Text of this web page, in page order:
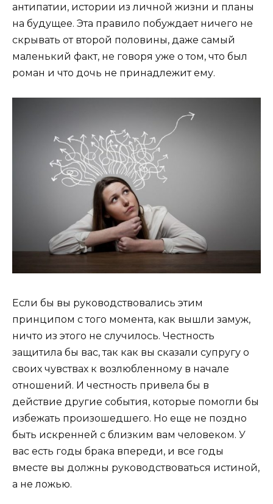
антипатии, истории из личной жизни и планы
на будущее. Эта правило побуждает ничего не
скрывать от второй половины, даже самый
маленький факт, не говоря уже о том, что был
роман и что дочь не принадлежит ему.
Если бы вы руководствовались этим
принципом с того момента, как вышли замуж,
ничто из этого не случилось. Честность
защитила бы вас, так как вы сказали супругу о
своих чувствах к возлюбленному в начале
отношений. И честность привела бы в
действие другие события, которые помогли бы
избежать произошедшего. Но еще не поздно
быть искренней с близким вам человеком. У
вас есть годы брака впереди, и все годы
вместе вы должны руководствоваться истиной,
а не ложью.